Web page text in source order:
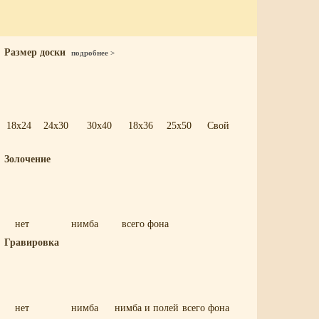
Размер доски подробнее >
18x24 24x30 30x40 18x36 25x50 Свой
Золочение
нет нимба
всего фона
Гравировка
нет нимба нимба и полей всего фона